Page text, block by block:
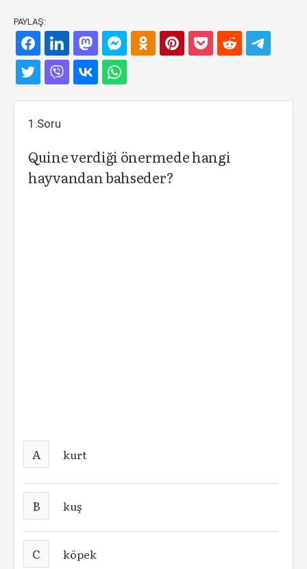
PAYLAŞ:
1.Soru
Quine verdiği önermede hangi
hayvandan bahseder?
A kurt
B kuş
C köpek